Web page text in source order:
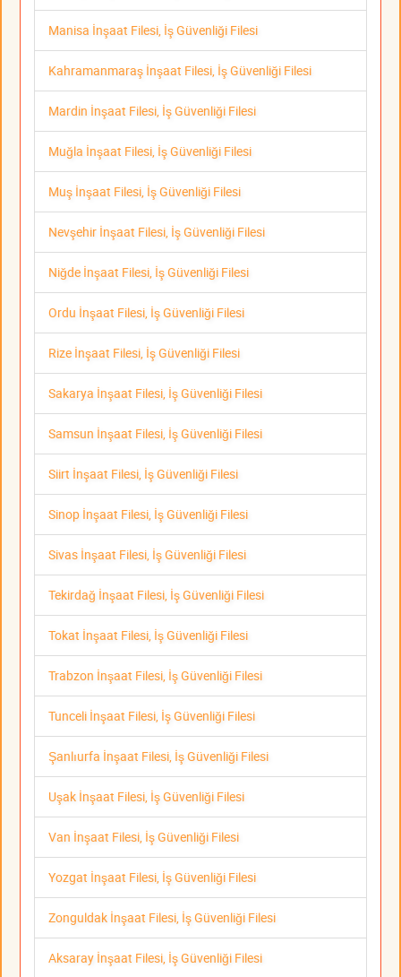
Manisa İnşaat Filesi, İş Güvenliği Filesi
Kahramanmaraş İnşaat Filesi, İş Güvenliği Filesi
Mardin İnşaat Filesi, İş Güvenliği Filesi
Muğla İnşaat Filesi, İş Güvenliği Filesi
Muş İnşaat Filesi, İş Güvenliği Filesi
Nevşehir İnşaat Filesi, İş Güvenliği Filesi
Niğde İnşaat Filesi, İş Güvenliği Filesi
Ordu İnşaat Filesi, İş Güvenliği Filesi
Rize İnşaat Filesi, İş Güvenliği Filesi
Sakarya İnşaat Filesi, İş Güvenliği Filesi
Samsun İnşaat Filesi, İş Güvenliği Filesi
Siirt İnşaat Filesi, İş Güvenliği Filesi
Sinop İnşaat Filesi, İş Güvenliği Filesi
Sivas İnşaat Filesi, İş Güvenliği Filesi
Tekirdağ İnşaat Filesi, İş Güvenliği Filesi
Tokat İnşaat Filesi, İş Güvenliği Filesi
Trabzon İnşaat Filesi, İş Güvenliği Filesi
Tunceli İnşaat Filesi, İş Güvenliği Filesi
Şanlıurfa İnşaat Filesi, İş Güvenliği Filesi
Uşak İnşaat Filesi, İş Güvenliği Filesi
Van İnşaat Filesi, İş Güvenliği Filesi
Yozgat İnşaat Filesi, İş Güvenliği Filesi
Zonguldak İnşaat Filesi, İş Güvenliği Filesi
Aksaray İnşaat Filesi, İş Güvenliği Filesi